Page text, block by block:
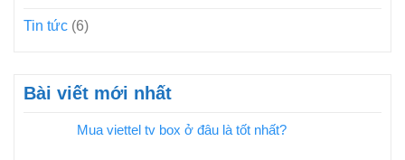
Tin tức (6)
Bài viết mới nhất
Mua viettel tv box ở đâu là tốt nhất?